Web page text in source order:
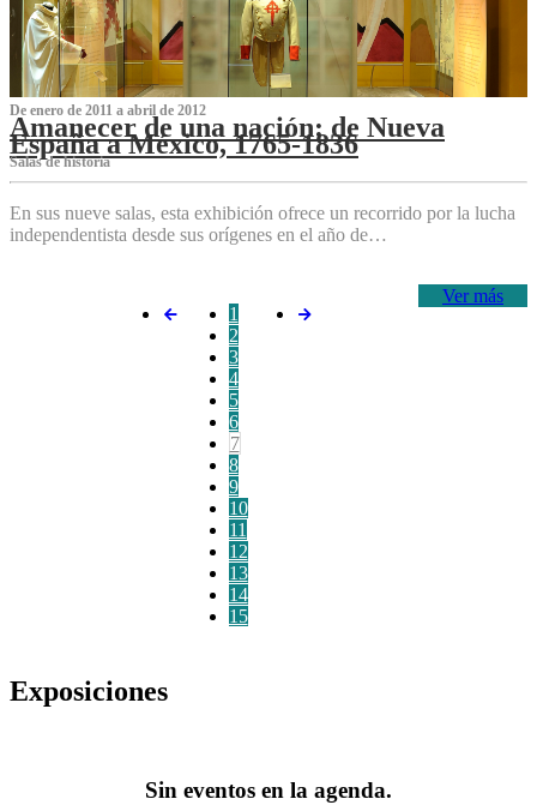
De enero de 2011 a abril de 2012
Amanecer de una nación: de Nueva
España a México, 1765-1836
Salas de historia
En sus nueve salas, esta exhibición ofrece un recorrido por la lucha
independentista desde sus orígenes en el año de…
Ver más
1
2
3
4
5
6
7
8
9
10
11
12
13
14
15
Exposiciones
Sin eventos en la agenda.